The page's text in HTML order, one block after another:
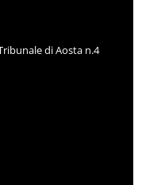
di Aosta n.4